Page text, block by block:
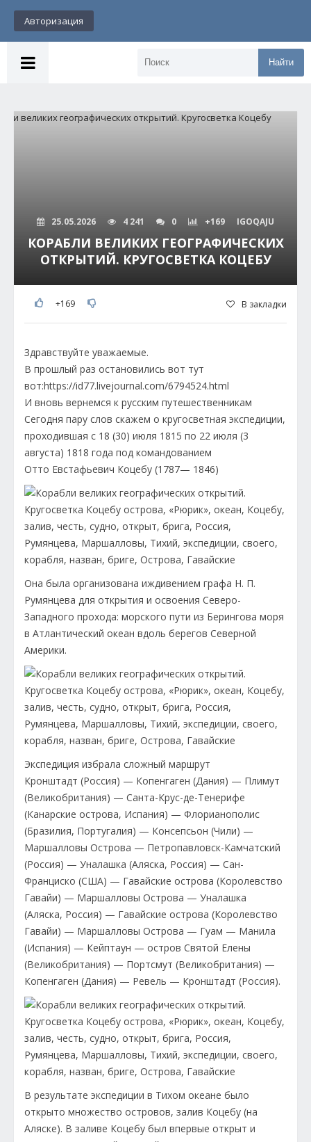
Авторизация
Найти
25.05.2026 4 241 0 +169 IGOQAJU
КОРАБЛИ ВЕЛИКИХ ГЕОГРАФИЧЕСКИХ
ОТКРЫТИЙ. КРУГОСВЕТКА КОЦЕБУ
+169 В закладки
Здравствуйте уважаемые.
В прошлый раз остановились вот тут
вот:https://id77.livejournal.com/6794524.html
И вновь вернемся к русским путешественникам
Сегодня пару слов скажем о кругосветная экспедиции,
проходившая с 18 (30) июля 1815 по 22 июля (3
августа) 1818 года под командованием
Отто Евстафьевич Коцебу (1787— 1846)
Она была организована иждивением графа Н. П.
Румянцева для открытия и освоения Северо-
Западного прохода: морского пути из Берингова моря
в Атлантический океан вдоль берегов Северной
Америки.
Экспедиция избрала сложный маршрут
Кронштадт (Россия) — Копенгаген (Дания) — Плимут
(Великобритания) — Санта-Крус-де-Тенерифе
(Канарские острова, Испания) — Флорианополис
(Бразилия, Португалия) — Консепсьон (Чили) —
Маршалловы Острова — Петропавловск-Камчатский
(Россия) — Уналашка (Аляска, Россия) — Сан-
Франциско (США) — Гавайские острова (Королевство
Гавайи) — Маршалловы Острова — Уналашка
(Аляска, Россия) — Гавайские острова (Королевство
Гавайи) — Маршалловы Острова — Гуам — Манила
(Испания) — Кейптаун — остров Святой Елены
(Великобритания) — Портсмут (Великобритания) —
Копенгаген (Дания) — Ревель — Кронштадт (Россия).
В результате экспедиции в Тихом океане было
открыто множество островов, залив Коцебу (на
Аляске). В заливе Коцебу был впервые открыт и